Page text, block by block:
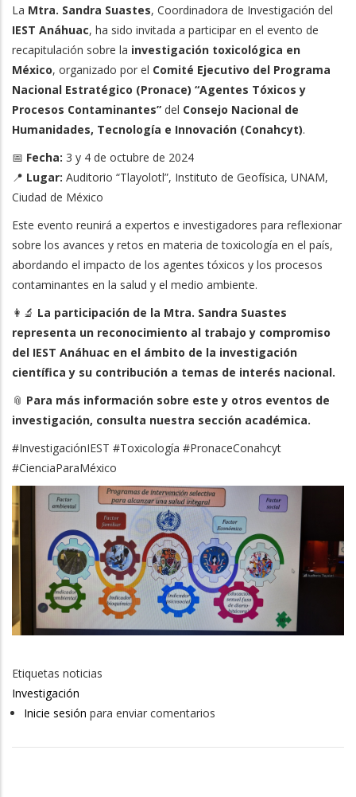
La Mtra. Sandra Suastes, Coordinadora de Investigación del
IEST Anáhuac, ha sido invitada a participar en el evento de
recapitulación sobre la investigación toxicológica en
México, organizado por el Comité Ejecutivo del Programa
Nacional Estratégico (Pronace) “Agentes Tóxicos y
Procesos Contaminantes” del Consejo Nacional de
Humanidades, Tecnología e Innovación (Conahcyt).
📅 Fecha: 3 y 4 de octubre de 2024
📍 Lugar: Auditorio “Tlayolotl”, Instituto de Geofísica, UNAM,
Ciudad de México
Este evento reunirá a expertos e investigadores para reflexionar
sobre los avances y retos en materia de toxicología en el país,
abordando el impacto de los agentes tóxicos y los procesos
contaminantes en la salud y el medio ambiente.
👩‍🔬 La participación de la Mtra. Sandra Suastes
representa un reconocimiento al trabajo y compromiso
del IEST Anáhuac en el ámbito de la investigación
científica y su contribución a temas de interés nacional.
📎 Para más información sobre este y otros eventos de
investigación, consulta nuestra sección académica.
#InvestigaciónIEST #Toxicología #PronaceConahcyt
#CienciaParaMéxico
Etiquetas noticias
Investigación
Inicie sesión para enviar comentarios